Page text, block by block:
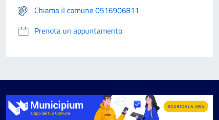
Chiama il comune 0516906811
Prenota un appuntamento